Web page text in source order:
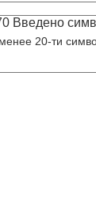
Введено
20-ти